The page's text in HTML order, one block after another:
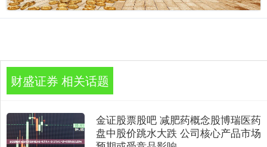
财盛证券 相关话题
金证股票股吧 减肥药概念股博瑞医药
盘中股价跳水大跌 公司核心产品市场